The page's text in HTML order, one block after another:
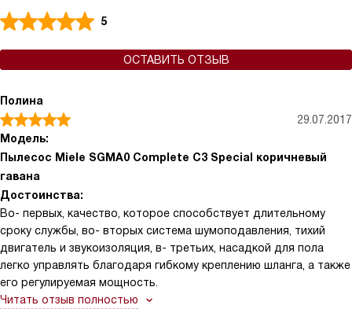
5
ОСТАВИТЬ ОТЗЫВ
Полина
29.07.2017
Модель:
Пылесос Miele SGMA0 Complete C3 Special коричневый
гавана
Достоинства:
Во- первых, качество, которое способствует длительному
сроку службы, во- вторых система шумоподавления, тихий
двигатель и звукоизоляция, в- третьих, насадкой для пола
легко управлять благодаря гибкому креплению шланга, а также
его регулируемая мощность.
Читать отзыв полностью